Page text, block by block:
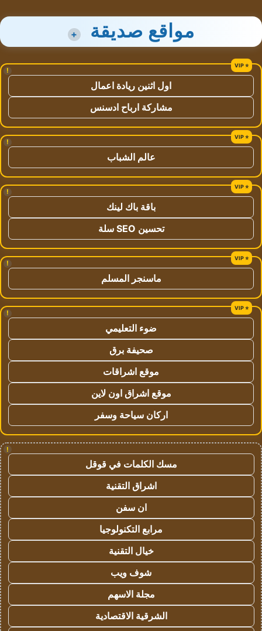
مواقع صديقة +
!
اول اثنين ريادة اعمال
مشاركة ارباح ادسنس
!
عالم الشباب
!
باقة باك لينك
تحسين SEO سلة
!
ماسنجر المسلم
!
ضوء التعليمي
صحيفة برق
موقع اشراقات
موقع اشراق اون لاين
اركان سياحة وسفر
!
مسك الكلمات في قوقل
اشراق التقنية
ان سفن
مرابع التكنولوجيا
خيال التقنية
شوف ويب
مجلة الاسهم
الشرقية الاقتصادية